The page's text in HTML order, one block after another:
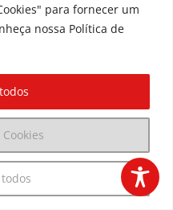
para fornecer um
nossa Política de
© | Associação dos
de Clínicas ®
Alto da Glória, 80030-
/ PR
0001-00